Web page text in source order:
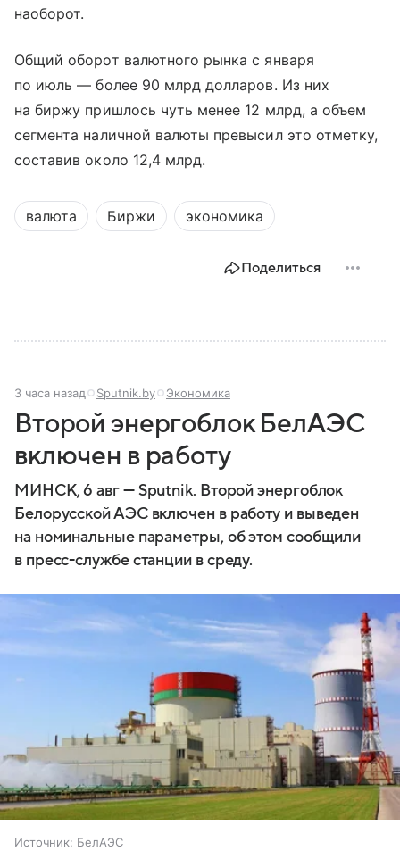
наоборот.
Общий оборот валютного рынка с января
по июль — более 90 млрд долларов. Из них
на биржу пришлось чуть менее 12 млрд, а объем
сегмента наличной валюты превысил это отметку,
составив около 12,4 млрд.
валюта Биржи экономика
Поделиться
3 часа назад Sputnik.by Экономика
Второй энергоблок БелАЭС
включен в работу
МИНСК, 6 авг — Sputnik. Второй энергоблок
Белорусской АЭС включен в работу и выведен
на номинальные параметры, об этом сообщили
в пресс-службе станции в среду.
Источник: БелАЭС